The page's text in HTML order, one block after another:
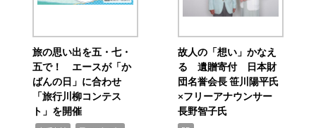
旅の思い出を五・七・
五で！ エースが「か
ばんの日」に合わせ
「旅行川柳コンテス
ト」を開催
故人の「想い」かなえ
る 遺贈寄付 日本財
団名誉会長 笹川陽平氏
×フリーアナウンサー
長野智子氏